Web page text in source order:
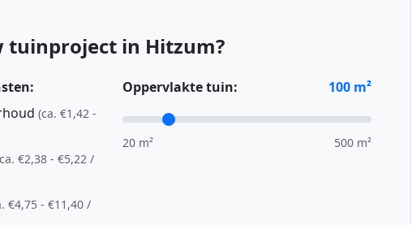
tuinproject in Hitzum?
(ca. €1,42 -
€2,38 - €5,22 /
€4,75 - €11,40 /
Oppervlakte tuin: 100 m²
20 m² 500 m²